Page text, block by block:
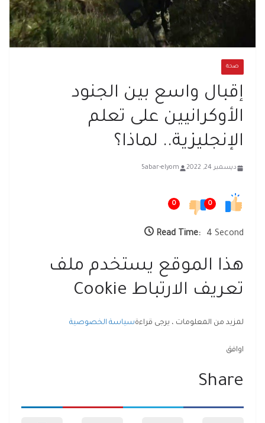
صحة
إقبال واسع بين الجنود
الأوكرانيين على تعلم
الإنجليزية.. لماذا؟
ديسمبر 24, 2022 5abar-elyom
0
0
Read Time: 4 Second
هذا الموقع يستخدم ملف
تعريف الارتباط Cookie
لمزيد من المعلومات ، يرجى قراءةسياسة الخصوصية
اوافق
Share